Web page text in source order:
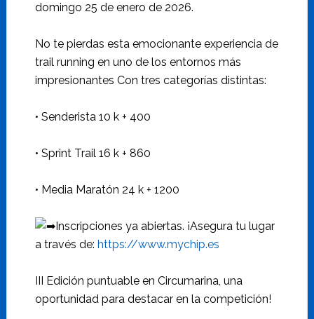
domingo 25 de enero de 2026.
No te pierdas esta emocionante experiencia de
trail running en uno de los entornos más
impresionantes Con tres categorías distintas:
• Senderista 10 k + 400
• Sprint Trail 16 k + 860
• Media Maratón 24 k + 1200
Inscripciones ya abiertas. ¡Asegura tu lugar
a través de: https://www.mychip.es
III Edición puntuable en Circumarina, una
oportunidad para destacar en la competición!